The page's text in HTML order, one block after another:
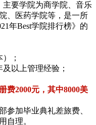
主要学院为商学院、音乐
、医药学院等，是一所
年Best学院排行榜》的
；
以上管理经验；
费2000元，其中8000美
参加毕业典礼差旅费、
自理。